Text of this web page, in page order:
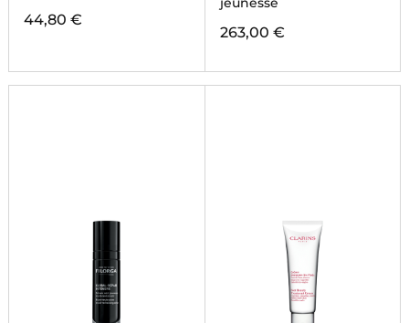
44,80 €
263,00 €